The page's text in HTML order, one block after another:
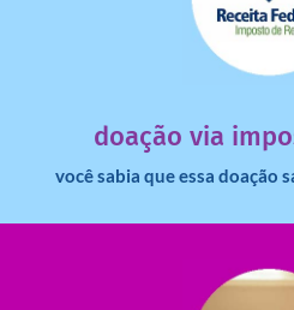
doação via
você sabia que essa doação
dinheiro deixa de ir
saiba